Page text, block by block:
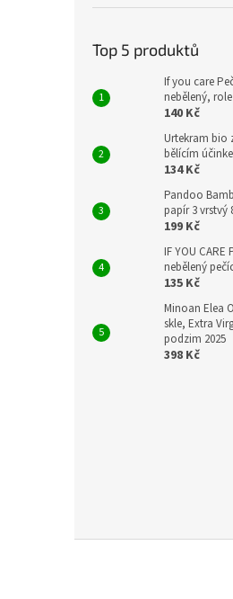
Top 5 produktů
If you care
nebělený,
140 Kč
Urtekram bio
bělícím
134 Kč
Pandoo
papír 3 vrstvý
199 Kč
IF YOU
nebělený
135 Kč
Minoan Elea
skle, Extra
podzim 2025
398 Kč